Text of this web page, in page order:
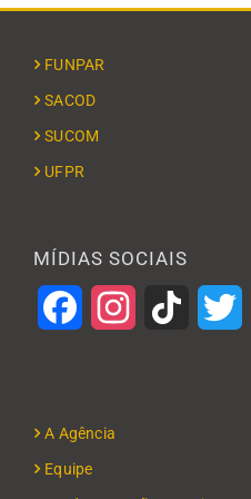
FUNPAR
SACOD
SUCOM
UFPR
MÍDIAS SOCIAIS
FacebookInstagramTikTok
A Agência
Equipe